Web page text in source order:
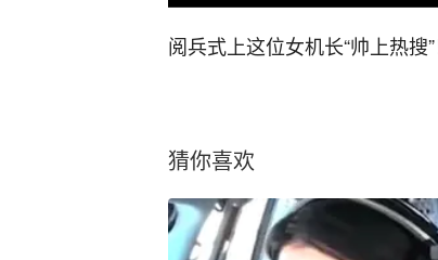
阅兵式上这位女机长“帅上热
猜你喜欢